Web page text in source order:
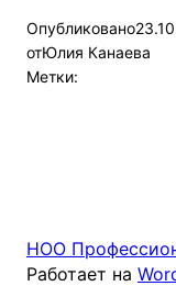
Опубликовано
отЮлия Канаева
Метки:
НОО
Работает на